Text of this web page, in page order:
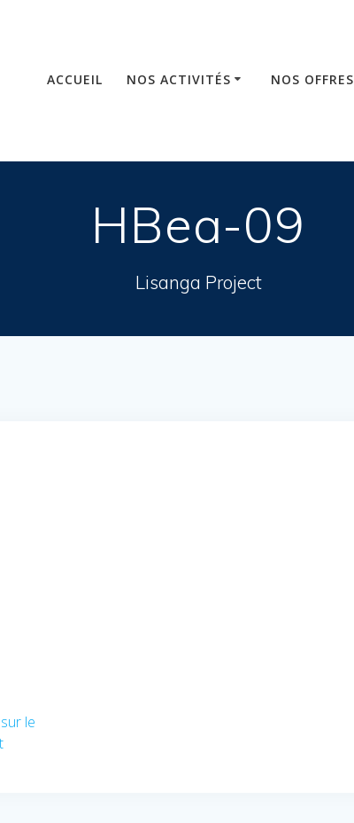
ACCUEIL NOS ACTIVITÉS NOS OFFRES
HBea-09
Lisanga Project
le